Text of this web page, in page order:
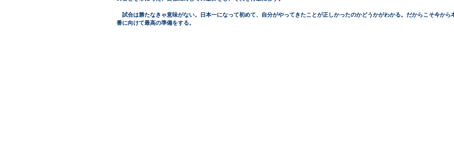
試合は勝たなきゃ意味がない。日本一になって初めて、自分がやってきたことが正しかったのかどうかがわかる。だからこそ今から
番に向けて最高の準備をする。